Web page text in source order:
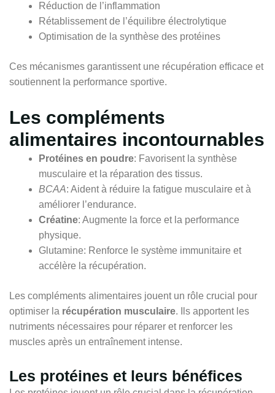
Réduction de l’inflammation
Rétablissement de l’équilibre électrolytique
Optimisation de la synthèse des protéines
Ces mécanismes garantissent une récupération efficace et
soutiennent la performance sportive.
Les compléments
alimentaires incontournables
Protéines en poudre: Favorisent la synthèse
musculaire et la réparation des tissus.
BCAA: Aident à réduire la fatigue musculaire et à
améliorer l’endurance.
Créatine: Augmente la force et la performance
physique.
Glutamine: Renforce le système immunitaire et
accélère la récupération.
Les compléments alimentaires jouent un rôle crucial pour
optimiser la récupération musculaire. Ils apportent les
nutriments nécessaires pour réparer et renforcer les
muscles après un entraînement intense.
Les protéines et leurs bénéfices